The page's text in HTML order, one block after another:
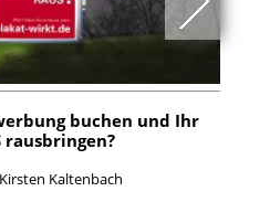
buchen und Ihr
rausbringen?
Kaltenbach